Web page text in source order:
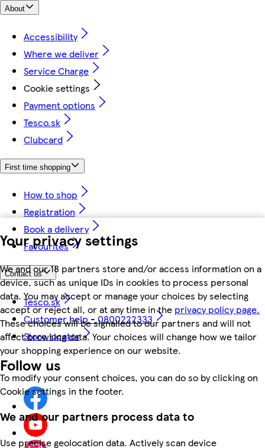
Your privacy settings
We and our 18 partners store and/or access information on a
device, such as unique IDs in cookies to process personal
data. You may accept or manage your choices by selecting
accept or reject all, or at any time in the privacy policy page.
These choices will be signalled to our partners and will not
affect browsing data. Your choices will change how we tailor
your shopping experience on our website.
To modify your consent choices, you can do so by clicking on
Cookie settings in the footer.
We and our partners process data to
Use precise geolocation data. Actively scan device
About
Accessibility
Where we deliver
Service Charge
Cookie settings
Payment options
Tesco.sk
Clubcard
First time shopping
How to shop
Registration
Book a delivery
Favourites
Contact us
Tesco.sk
Customer help - 0800222333
Store locator
Follow us